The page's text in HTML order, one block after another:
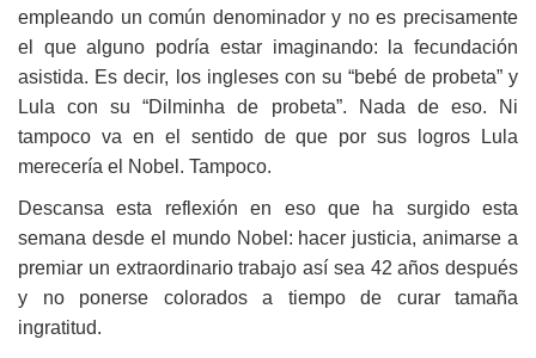
empleando un común denominador y no es precisamente
el que alguno podría estar imaginando: la fecundación
asistida. Es decir, los ingleses con su “bebé de probeta” y
Lula con su “Dilminha de probeta”. Nada de eso. Ni
tampoco va en el sentido de que por sus logros Lula
merecería el Nobel. Tampoco.
Descansaesta reflexión en eso que ha surgido esta
semana desde el mundo Nobel: hacer justicia, animarse a
premiar un extraordinario trabajo así sea 42 años después
y no ponerse colorados a tiempo de curar tamaña
ingratitud.